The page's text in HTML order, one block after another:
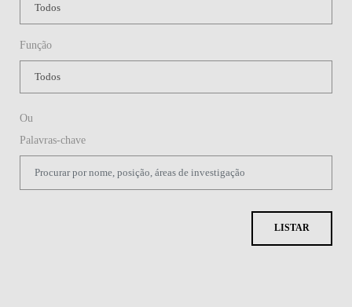
Função
Ou
Palavras-chave
LISTAR